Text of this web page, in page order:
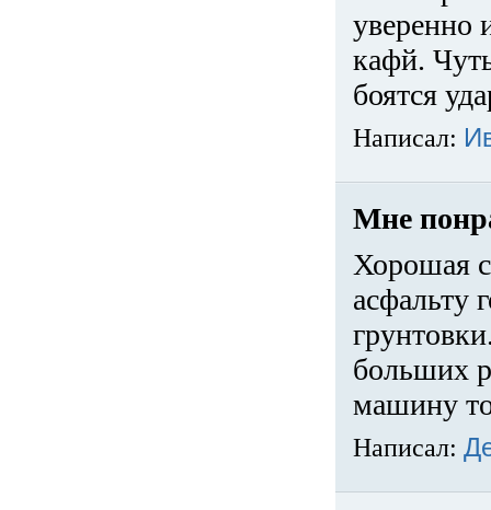
уверенно
кафй.
боятся
Написал:
Мне
Хорошая
асфальту
больших
машину
Написал: